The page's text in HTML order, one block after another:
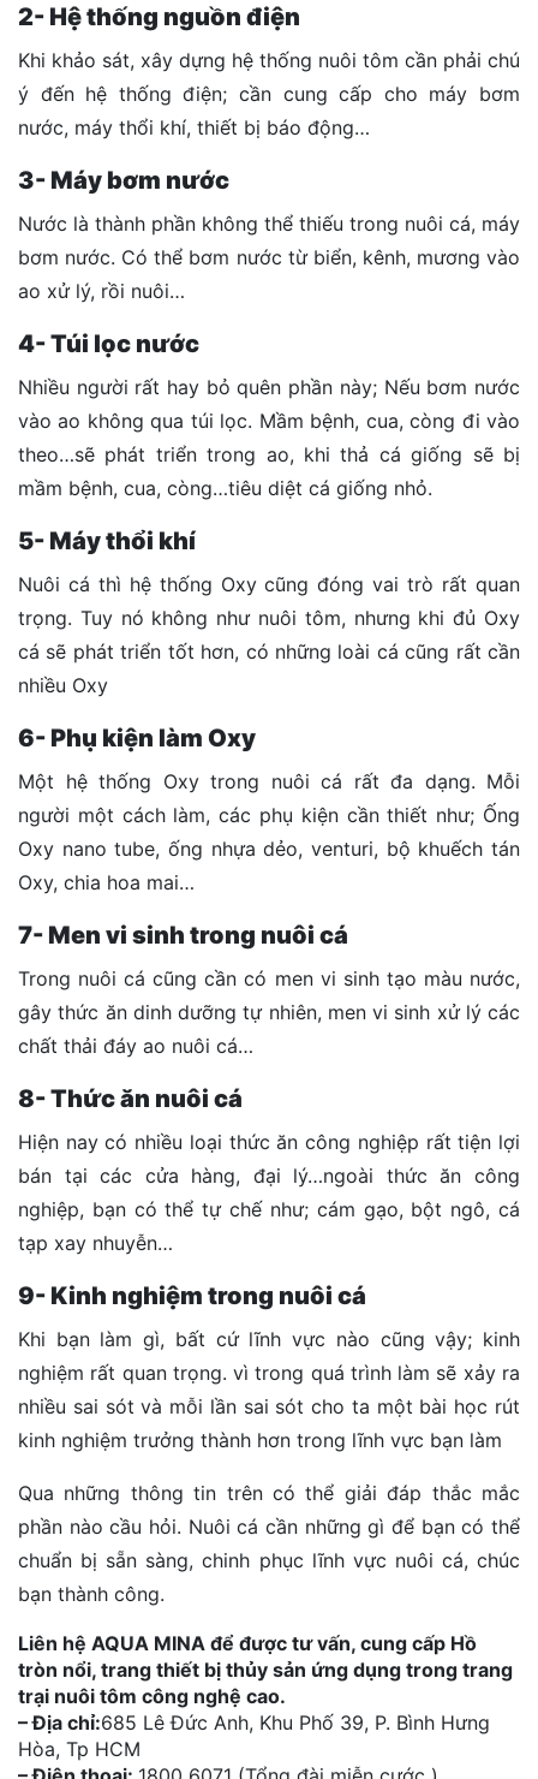
2- Hệ thống nguồn điện
Khi khảo sát, xây dựng hệ thống nuôi tôm cần phải chú
ý đến hệ thống điện; cần cung cấp cho máy bơm
nước, máy thổi khí, thiết bị báo động…
3- Máy bơm nước
Nước là thành phần không thể thiếu trong nuôi cá, máy
bơm nước. Có thể bơm nước từ biển, kênh, mương vào
ao xử lý, rồi nuôi…
4- Túi lọc nước
Nhiều người rất hay bỏ quên phần này; Nếu bơm nước
vào ao không qua túi lọc. Mầm bệnh, cua, còng đi vào
theo…sẽ phát triển trong ao, khi thả cá giống sẽ bị
mầm bệnh, cua, còng…tiêu diệt cá giống nhỏ.
5- Máy thổi khí
Nuôi cá thì hệ thống Oxy cũng đóng vai trò rất quan
trọng. Tuy nó không như nuôi tôm, nhưng khi đủ Oxy
cá sẽ phát triển tốt hơn, có những loài cá cũng rất cần
nhiều Oxy
6- Phụ kiện làm Oxy
Một hệ thống Oxy trong nuôi cá rất đa dạng. Mỗi
người một cách làm, các phụ kiện cần thiết như; Ống
Oxy nano tube, ống nhựa dẻo, venturi, bộ khuếch tán
Oxy, chia hoa mai…
7- Men vi sinh trong nuôi cá
Trong nuôi cá cũng cần có men vi sinh tạo màu nước,
gây thức ăn dinh dưỡng tự nhiên, men vi sinh xử lý các
chất thải đáy ao nuôi cá…
8- Thức ăn nuôi cá
Hiện nay có nhiều loại thức ăn công nghiệp rất tiện lợi
bán tại các cửa hàng, đại lý…ngoài thức ăn công
nghiệp, bạn có thể tự chế như; cám gạo, bột ngô, cá
tạp xay nhuyễn…
9- Kinh nghiệm trong nuôi cá
Khi bạn làm gì, bất cứ lĩnh vực nào cũng vậy; kinh
nghiệm rất quan trọng. vì trong quá trình làm sẽ xảy ra
nhiều sai sót và mỗi lần sai sót cho ta một bài học rút
kinh nghiệm trưởng thành hơn trong lĩnh vực bạn làm
Qua những thông tin trên có thể giải đáp thắc mắc
phần nào cầu hỏi. Nuôi cá cần những gì để bạn có thể
chuẩn bị sẵn sàng, chinh phục lĩnh vực nuôi cá, chúc
bạn thành công.
Liên hệ AQUA MINA để được tư vấn, cung cấp Hồ
tròn nổi, trang thiết bị thủy sản ứng dụng trong trang
trại nuôi tôm công nghệ cao.
– Địa chỉ:685 Lê Đức Anh, Khu Phố 39, P. Bình Hưng
Hòa, Tp HCM